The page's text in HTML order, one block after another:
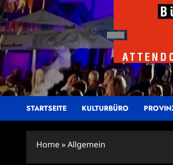
STARTSEITE KULTURBÜRO
Home»Allgemein